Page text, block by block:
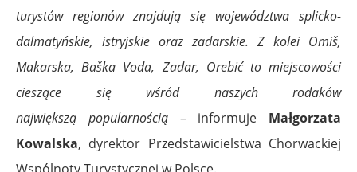
turystów regionów znajdują się województwa splicko-
dalmatyńskie, istryjskie oraz zadarskie. Z kolei Omiš,
Makarska, Baška Voda, Zadar, Orebić to miejscowości
cieszące się wśród naszych rodaków
największą popularnością– informuje Małgorzata
Kowalska, dyrektor Przedstawicielstwa Chorwackiej